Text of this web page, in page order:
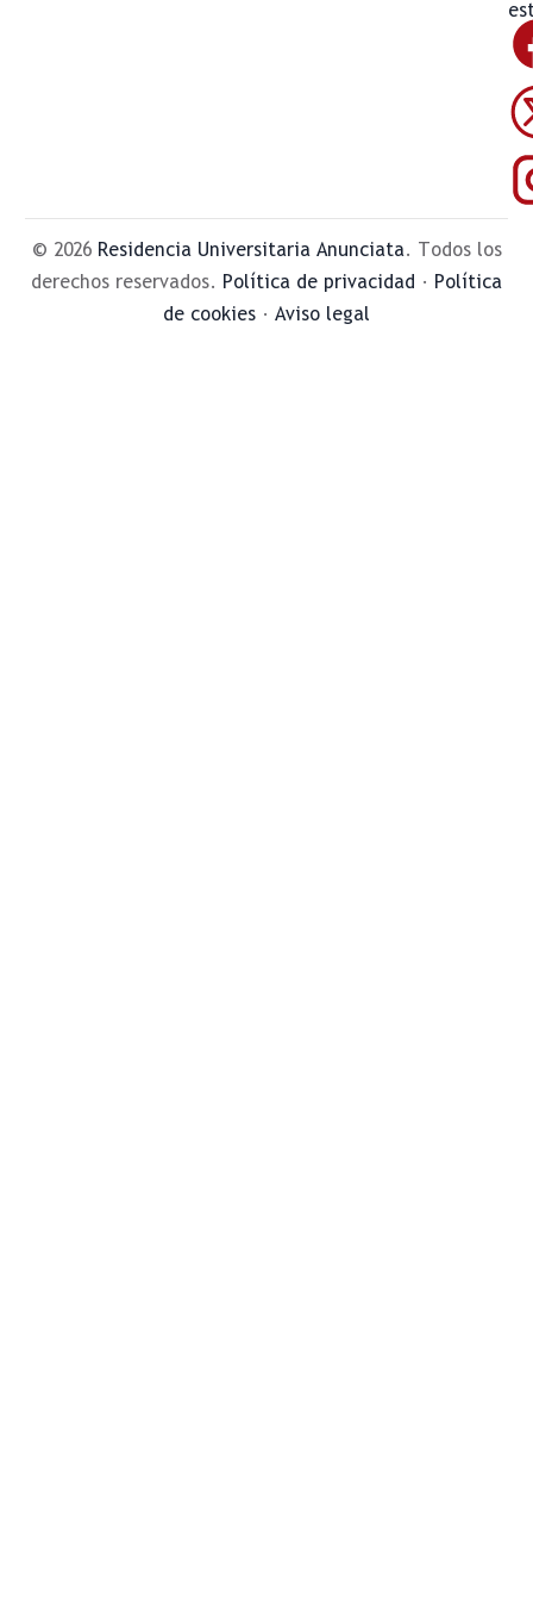
© 2026 Residencia Universitaria Anunciata. Todos los
derechos reservados. Política de privacidad · Política
de cookies · Aviso legal